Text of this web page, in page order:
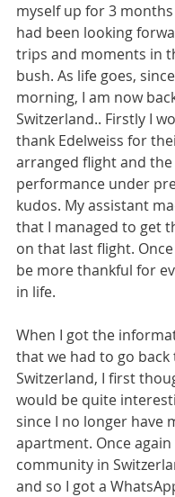
myself up for 3
had been looking
trips and moments in
bush. As life goes,
morning, I am now
Switzerland.. Firstly I
thank Edelweiss for
arranged flight and
performance under
kudos. My assistant
that I managed to get
on that last flight.
be more thankful for
in life.
When I got the
that we had to go back
Switzerland, I first
would be quite
since I no longer have
apartment. Once
community in
and so I got a